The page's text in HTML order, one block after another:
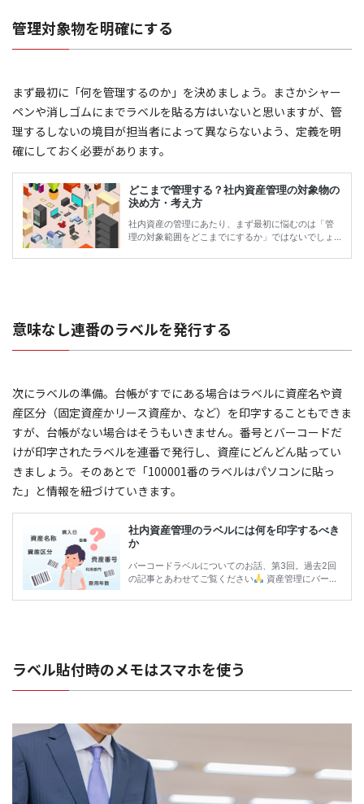
管理対象物を明確にする
まず最初に「何を管理するのか」を決めましょう。まさかシャー
ペンや消しゴムにまでラベルを貼る方はいないと思いますが、管
理するしないの境目が担当者によって異ならないよう、定義を明
確にしておく必要があります。
意味なし連番のラベルを発行する
次にラベルの準備。台帳がすでにある場合はラベルに資産名や資
産区分（固定資産かリース資産か、など）を印字することもできま
すが、台帳がない場合はそうもいきません。番号とバーコードだ
けが印字されたラベルを連番で発行し、資産にどんどん貼ってい
きましょう。そのあとで「100001番のラベルはパソコンに貼っ
た」と情報を紐づけていきます。
ラベル貼付時のメモはスマホを使う